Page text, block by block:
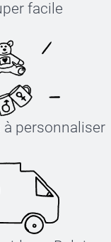
facile
personnaliser